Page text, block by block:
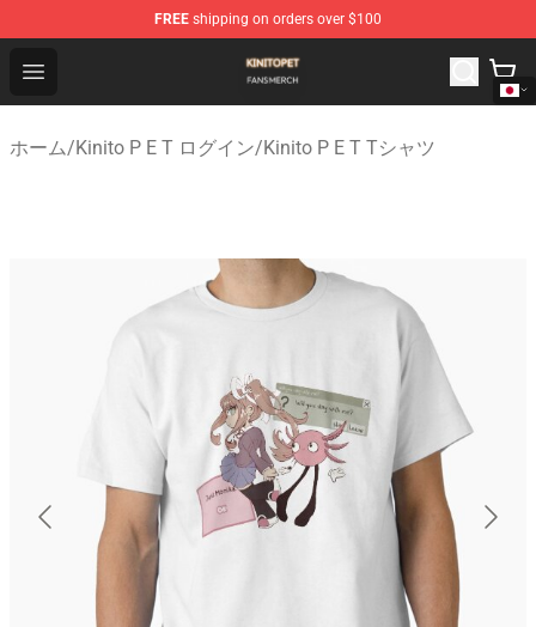
FREE shipping on orders over $100
Open menu
Kinito P E T Shop - Official Kinito P E T Merchandise
ホーム/Kinito P E T ログイン/Kinito P E T Tシャツ